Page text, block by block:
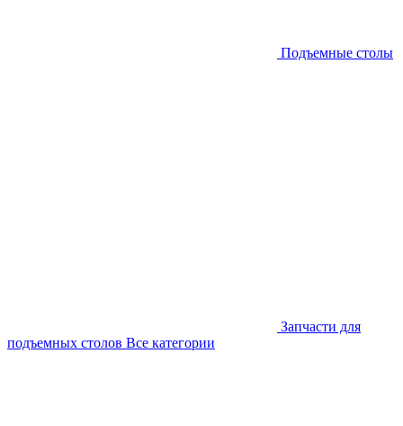
Подъемные столы
Запчасти для
подъемных столов Все категории